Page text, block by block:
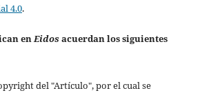
4.0.
enEidosacuerdan los siguientes
del "Artículo", por el cual se